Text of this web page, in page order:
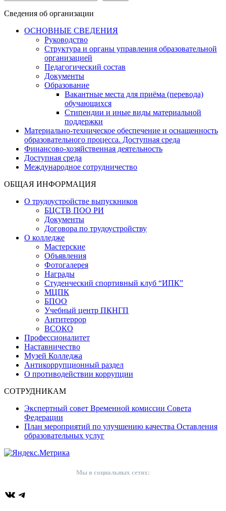
Сведения об организации
ОСНОВНЫЕ СВЕДЕНИЯ
Руководство
Структура и органы управления образовательной
организацией
Педагогический состав
Документы
Образование
Вакантные места для приёма (перевода)
обучающихся
Стипендии и иные виды материальной
поддержки
Материально-техническое обеспечение и оснащенность
образовательного процесса. Доступная среда
Финансово-хозяйственная деятельность
Доступная среда
Международное сотрудничество
ОБЩАЯ ИНФОРМАЦИЯ
О трудоустройстве выпускников
БЦСТВ ПОО РИ
Документы
Договора по трудоустройству
О колледже
Мастерские
Объявления
Фотогалерея
Награды
Студенческий спортивный клуб “ИПК”
МЦПК
БПОО
Учебный центр ПКНГП
Антитеррор
ВСОКО
Профессионалитет
Наставничество
Музей Колледжа
Антикоррупционный раздел
О противодействии коррупции
СОТРУДНИКАМ
Экспертный совет Временной комиссии Совета
Федерации
План мероприятий по улучшению качества Оставления
образовательных услуг
Мы в социальных сетях:
ВКонтакте
Telegram